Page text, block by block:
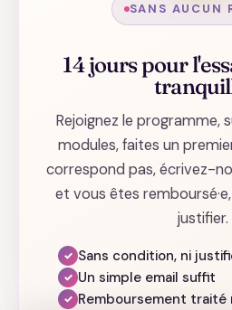
SANS AUCUN
14 jours pour
Rejoignez le programme,
modules, faites un
correspond pas, écrivez-
et vous êtes
justifier.
✓ Sans condition, ni
✓ Un simple email suffit
✓ Remboursement traité